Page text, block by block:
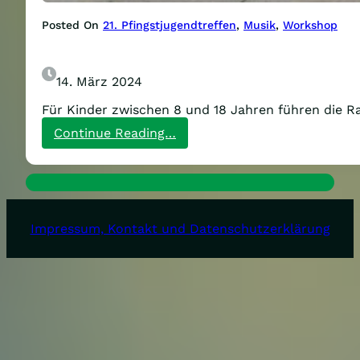
Posted On 21. Pfingstjugendtreffen, Musik, Workshop
14. März 2024
Für Kinder zwischen 8 und 18 Jahren führen die
Continue Reading…
RAP-
Workshop
für
Kinder
dem
Pfingstjugendtreffen
Impressum, Kontakt und Datenschutzerklärung